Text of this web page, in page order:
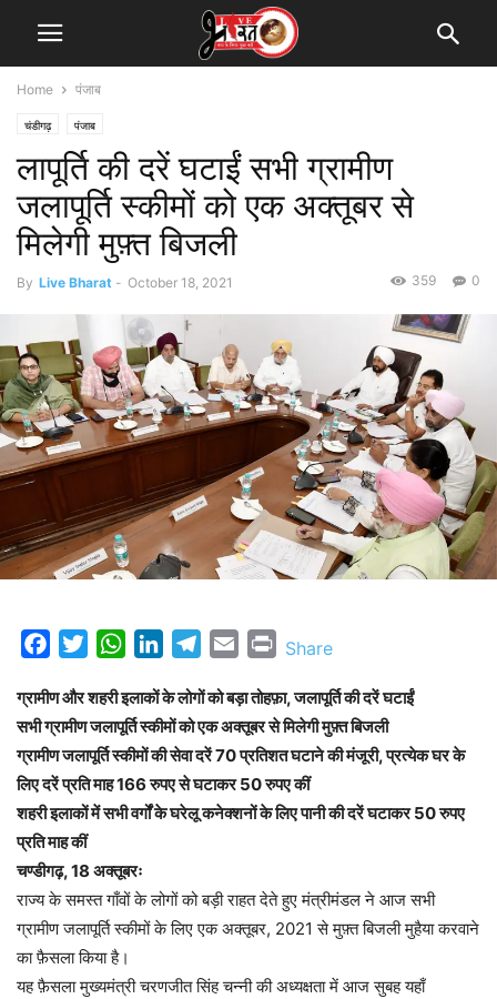
Home पंजाब
चंडीगढ़ पंजाब
लापूर्ति की दरें घटाईं सभी ग्रामीण
जलापूर्ति स्कीमों को एक अक्तूबर से
मिलेगी मुफ़्त बिजली
By Live Bharat - October 18, 2021 0
359
FacebookTwitterWhatsAppLinkedInTelegram
Email Print
Share
ग्रामीण और शहरी इलाकों के लोगों को बड़ा तोहफ़ा, जलापूर्ति की दरें घटाईं
सभी ग्रामीण जलापूर्ति स्कीमों को एक अक्तूबर से मिलेगी मुफ़्त बिजली
ग्रामीण जलापूर्ति स्कीमों की सेवा दरें 70 प्रतिशत घटाने की मंजूरी, प्रत्येक घर के
लिए दरें प्रति माह 166 रुपए से घटाकर 50 रुपए कीं
शहरी इलाकों में सभी वर्गों के घरेलू कनेक्शनों के लिए पानी की दरें घटाकर 50 रुपए
प्रति माह कीं
चण्डीगढ़, 18 अक्तूबरः
राज्य के समस्त गाँवों के लोगों को बड़ी राहत देते हुए मंत्रीमंडल ने आज सभी
ग्रामीण जलापूर्ति स्कीमों के लिए एक अक्तूबर, 2021 से मुफ़्त बिजली मुहैया करवाने
का फ़ैसला किया है।
यह फ़ैसला मुख्यमंत्री चरणजीत सिंह चन्नी की अध्यक्षता में आज सुबह यहाँ